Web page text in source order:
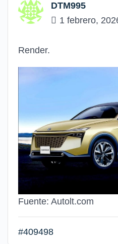
DTM995
1 febrero,
Render.
Fuente: Autolt.com
#409498